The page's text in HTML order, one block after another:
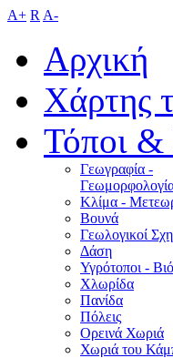
A+ R A-
Αρχική
Χάρτης
Τόποι &
Γεωγραφία -
Κλίμα -
Βουνά
Γεωλογικοί
Δάση
Υγρότοποι -
Χλωρίδα
Πανίδα
Πόλεις
Ορεινά Χωριά
Χωριά του